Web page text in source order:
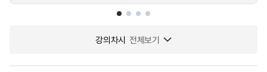
강의차시 전체보기